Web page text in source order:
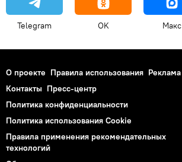
Telegram OK Макс
О проекте Правила использования Реклама
Контакты Пресс-центр
Политика конфиденциальности
Политика использования Cookie
Правила применения рекомендательных
технологий